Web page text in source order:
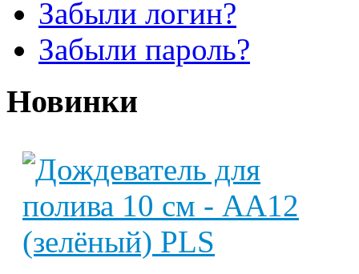
Забыли логин?
Забыли пароль?
Новинки